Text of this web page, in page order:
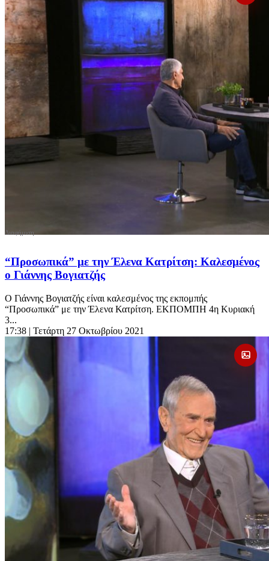
“Προσωπικά” με την Έλενα Κατρίτση: Καλεσμένος
ο Γιάννης Βογιατζής
Ο Γιάννης Βογιατζής είναι καλεσμένος της εκπομπής
“Προσωπικά” με την Έλενα Κατρίτση. ΕΚΠΟΜΠΗ 4η Κυριακή
3...
17:38 | Τετάρτη 27 Οκτωβρίου 2021